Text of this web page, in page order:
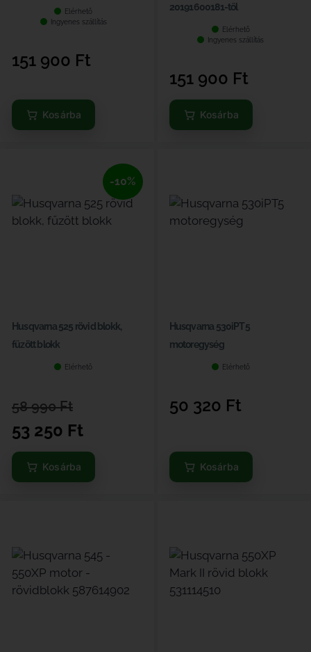
Elérhető
Ingyenes szállítás
151 900 Ft
Kosárba
20191600181-től
Elérhető
Ingyenes szállítás
151 900 Ft
Kosárba
-10%
Husqvarna 525 rövid blokk,
fűzött blokk
Elérhető
58 990Ft
53 250 Ft
Kosárba
Husqvarna 530iPT5
motoregység
Elérhető
50 320 Ft
Kosárba